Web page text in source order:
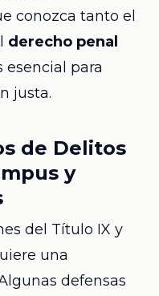
conozca tanto el
derecho penal
esencial para
justa.
de Delitos
y
del Título IX y
una
defensas